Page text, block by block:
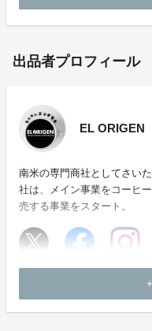
出品者プロフィール
EL ORIGEN
南米の専門商社としてさい
社は、メイン事業をコーヒ
売する事業をスタート。
add